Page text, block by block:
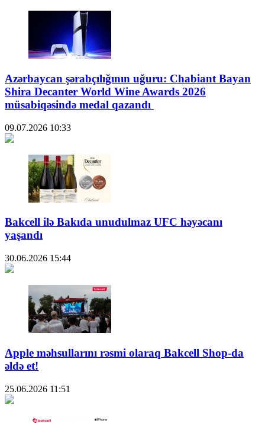
Azərbaycan şərabçılığının uğuru: Chabiant Bayan
Shira Decanter World Wine Awards 2026
müsabiqəsində medal qazandı
09.07.2026 10:33
Bakcell ilə Bakıda unudulmaz UFC həyəcanı
yaşandı
30.06.2026 15:44
Apple məhsullarını rəsmi olaraq Bakcell Shop-da
əldə et!
25.06.2026 11:51